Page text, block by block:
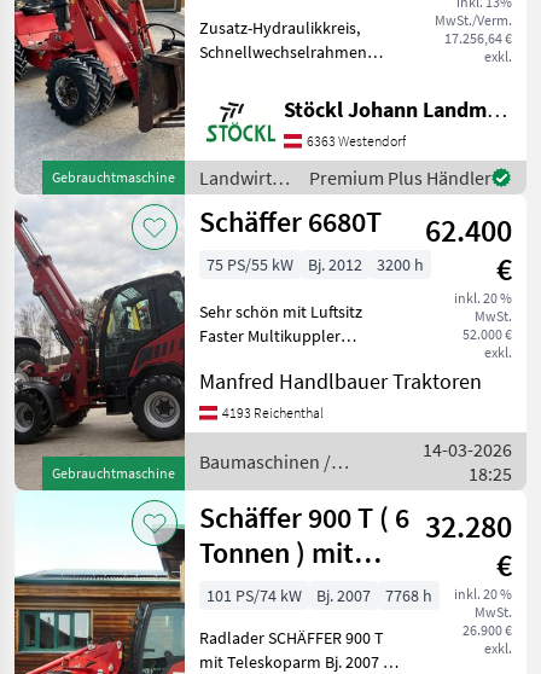
Gebrauchtmaschine
MwSt./Verm.
17.256,64 €
exkl.
Zusatz-Hydraulikkreis,
Schnellwechselrahmen
2800 Std., Doppelräder
vorne,
Zusatzgewichtsplatten
hinten, Krokodilzange, (A)
Landwirtsch.
Stöckl Johann Landmaschinen GesmbH & Co KG
6363 Westendorf
Landwirtsch.
Motorfahrzeuge
/ Schäffer
Premium Plus Händler
Gebrauchtmaschine
Schäffer 6680T
62.400
€
inkl. 20 %
MwSt.
52.000 €
exkl.
75 PS/55 kW Bj. 2012 3200 h
Sehr schön mit Luftsitz
Faster Multikuppler
umbereifung Gesamthöhe
239 cm Hubhöhe 5 m
Werkzeuge nach Bedarf
lagernd Baumaschinen
Manfred Handlbauer Traktoren
4193 Reichenthal
Baumaschinen /
Schäffer
14-03-2026
18:25
Schäffer 900 T ( 6
Tonnen ) mit
Teleskoparm
32.280
€
inkl. 20 %
MwSt.
26.900 €
exkl.
101 PS/74 kW Bj. 2007
7768 h
Radlader SCHÄFFER 900 T
mit Teleskoparm Bj. 2007 lt.